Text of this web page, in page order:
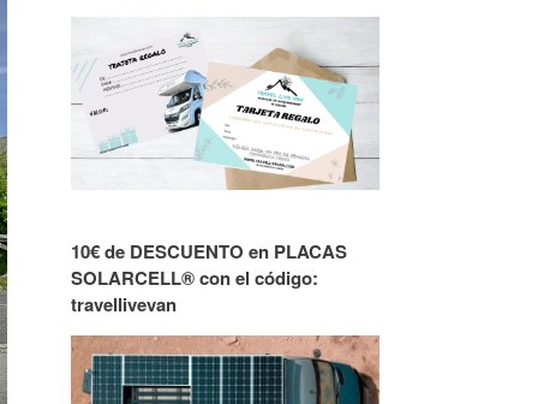
10€ de DESCUENTO en PLACAS
SOLARCELL® con el código:
travellivevan